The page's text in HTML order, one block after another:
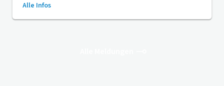
erfolgreich und wettbewerbsfähig?
Alle Infos